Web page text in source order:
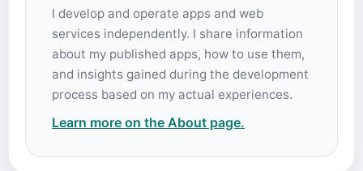
I develop and operate apps and web
services independently. I share information
about my published apps, how to use them,
and insights gained during the development
process based on my actual experiences.
Learn more on the About page.